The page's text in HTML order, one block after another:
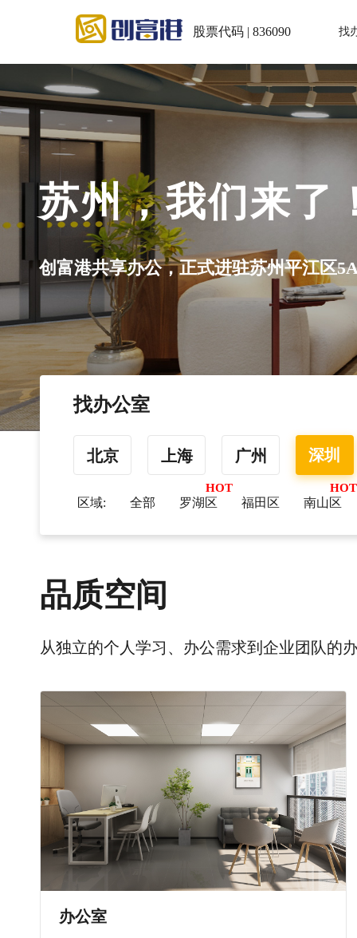
股票代码 | 836090 找
字楼
找办公室
北京 上海 广州 深圳
区域: 全部 罗湖区 福田区 南山区
品质空间
从独立的个人学习、办公需求到企业团队的
办公室